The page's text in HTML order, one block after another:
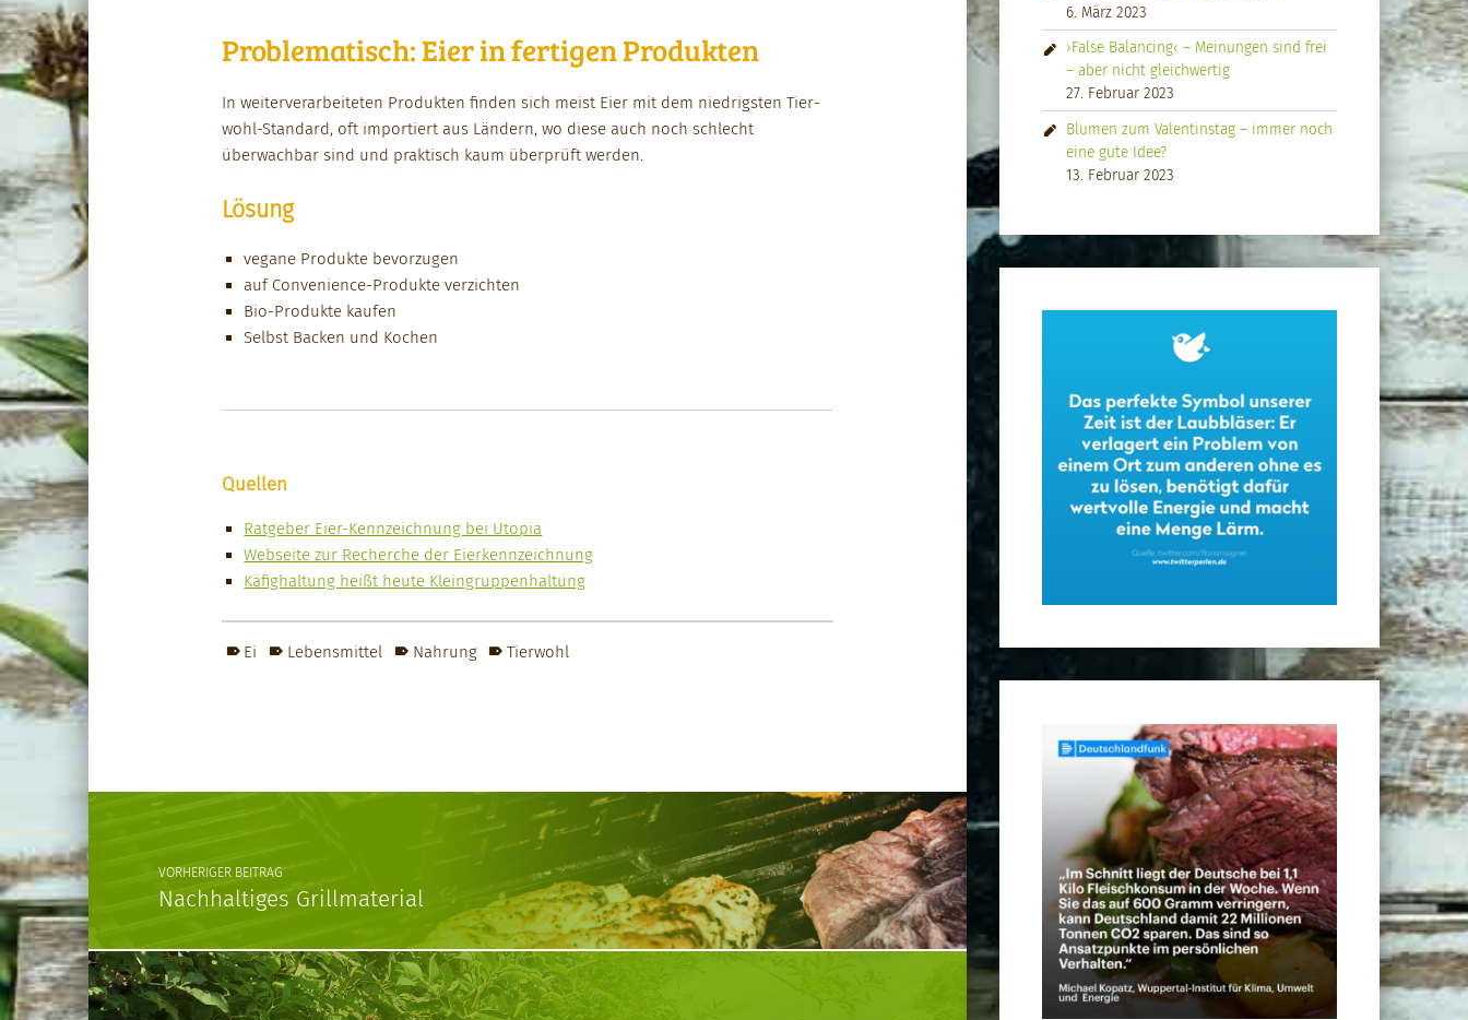
Problematisch: Eier in fertigen Produkten
In weit­er­ver­ar­beit­eten Pro­duk­ten find­en sich meist Eier mit dem niedrig­sten Tier­
wohl-Stan­dard, oft importiert aus Län­dern, wo diese auch noch schlecht
überwach­bar sind und prak­tisch kaum über­prüft wer­den.
Lösung
veg­ane Pro­duk­te bevorzu­gen
auf Con­ve­nience-Pro­duk­te verzicht­en
Bio-Pro­duk­te kaufen
Selb­st Back­en und Kochen
Quellen
Rat­ge­ber Eier-Kennze­ich­nung bei Utopia
Web­seite zur Recherche der Eierkennze­ich­nung
Käfighal­tung heißt heute Kle­in­grup­pen­hal­tung
Ei Lebensmittel Nahrung Tierwohl
Post navigation
VORHERIGER BEITRAG
Nachhaltiges Grillmaterial
6. März 2023
›False Balancing‹ – Meinungen sind frei
– aber nicht gleichwertig
27. Februar 2023
Blumen zum Valentinstag – immer noch
eine gute Idee?
13. Februar 2023